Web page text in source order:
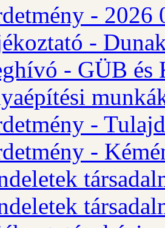
- 2026
-
- GÜB és
-
-